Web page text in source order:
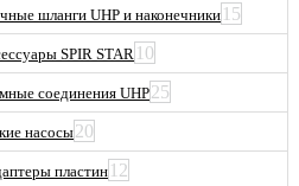
шланги UHP и наконечники 15
SPIR STAR 10
соединения UHP25
насосы20
пластин 12